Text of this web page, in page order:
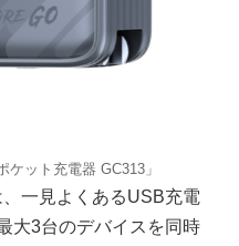
ット充電器 GC313」
、一見よくあるUSB充電
大3台のデバイスを同時